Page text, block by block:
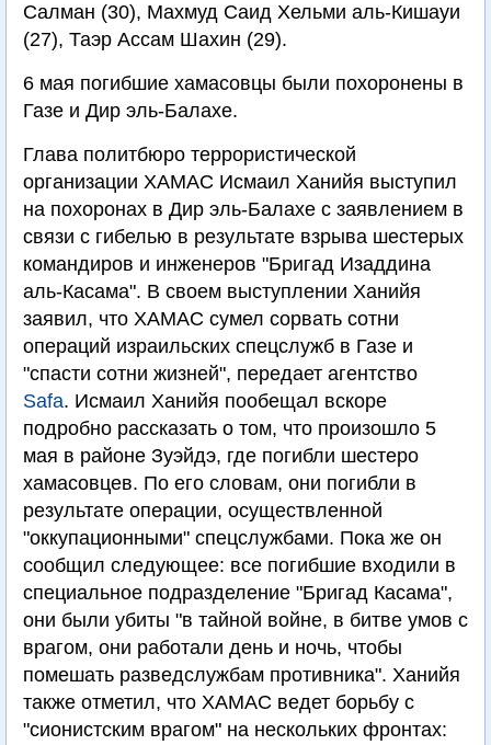
Салман (30), Махмуд Саид Хельми аль-Кишауи
(27), Таэр Ассам Шахин (29).
6 мая погибшие хамасовцы были похоронены в
Газе и Дир эль-Балахе.
Глава политбюро террористической
организации ХАМАС Исмаил Ханийя выступил
на похоронах в Дир эль-Балахе с заявлением в
связи с гибелью в результате взрыва шестерых
командиров и инженеров "Бригад Изаддина
аль-Касама". В своем выступлении Ханийя
заявил, что ХАМАС сумел сорвать сотни
операций израильских спецслужб в Газе и
"спасти сотни жизней", передает агентство
Safa. Исмаил Ханийя пообещал вскоре
подробно рассказать о том, что произошло 5
мая в районе Зуэйдэ, где погибли шестеро
хамасовцев. По его словам, они погибли в
результате операции, осуществленной
"оккупационными" спецслужбами. Пока же он
сообщил следующее: все погибшие входили в
специальное подразделение "Бригад Касама",
они были убиты "в тайной войне, в битве умов с
врагом, они работали день и ночь, чтобы
помешать разведслужбам противника". Ханийя
также отметил, что ХАМАС ведет борьбу с
"сионистским врагом" на нескольких фронтах: